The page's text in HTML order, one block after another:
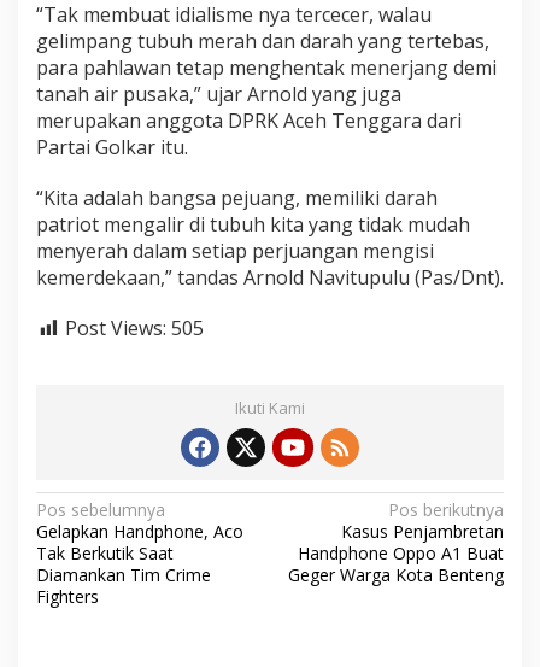
“Tak membuat idialisme nya tercecer, walau
gelimpang tubuh merah dan darah yang tertebas,
para pahlawan tetap menghentak menerjang demi
tanah air pusaka,” ujar Arnold yang juga
merupakan anggota DPRK Aceh Tenggara dari
Partai Golkar itu.
“Kita adalah bangsa pejuang, memiliki darah
patriot mengalir di tubuh kita yang tidak mudah
menyerah dalam setiap perjuangan mengisi
kemerdekaan,” tandas Arnold Navitupulu (Pas/Dnt).
Post Views: 505
Ikuti Kami
N
a
v
i
Pos sebelumnya
Gelapkan Handphone, Aco
Tak Berkutik Saat
Diamankan Tim Crime
Fighters
Pos berikutnya
Kasus Penjambretan
Handphone Oppo A1 Buat
Geger Warga Kota Benteng